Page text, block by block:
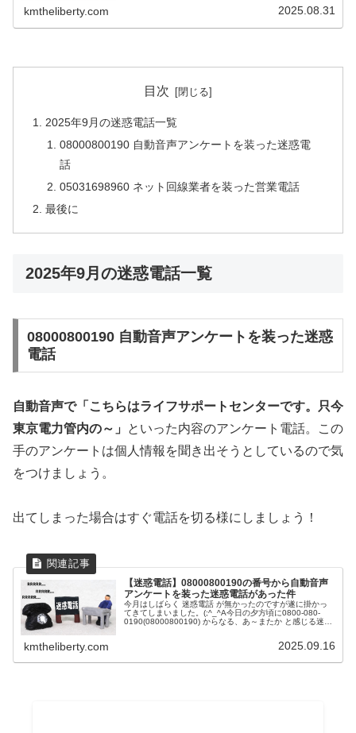
kmtheliberty.com 2025.08.31
目次
2025年9月の迷惑電話一覧
08000800190 自動音声アンケートを装った迷惑電
話
05031698960 ネット回線業者を装った営業電話
最後に
2025年9月の迷惑電話一覧
08000800190 自動音声アンケートを装った迷惑
電話
自動音声で「こちらはライフサポートセンターです。只今
東京電力管内の～」
といった内容のアンケート電話。この
手のアンケートは個人情報を聞き出そうとしているので気
をつけましょう。
出てしまった場合はすぐ電話を切る様にしましょう！
【迷惑電話】08000800190の番号から自動音声
アンケートを装った迷惑電話があった件
今月はしばらく 迷惑電話 が無かったのですが遂に掛かっ
てきてしまいました。(;^_^A今日の夕方頃に0800-080-
0190(08000800190) からなる、あ～またか と感じる迷惑
kmtheliberty.com 2025.09.16